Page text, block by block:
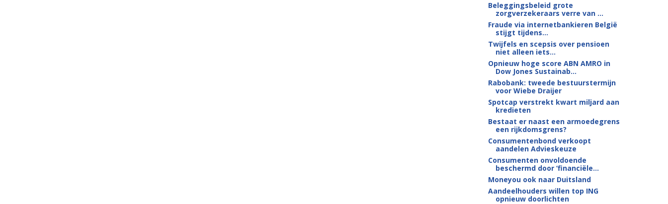
Beleggingsbeleid grote
zorgverzekeraars verre van ...
Fraude via internetbankieren België
stijgt tijdens...
Twijfels en scepsis over pensioen
niet alleen iets...
Opnieuw hoge score ABN AMRO in
Dow Jones Sustainab...
Rabobank: tweede bestuurstermijn
voor Wiebe Draijer
Spotcap verstrekt kwart miljard aan
kredieten
Bestaat er naast een armoedegrens
een rijkdomsgrens?
Consumentenbond verkoopt
aandelen Advieskeuze
Consumenten onvoldoende
beschermd door ‘financiële...
Moneyou ook naar Duitsland
Aandeelhouders willen top ING
opnieuw doorlichten